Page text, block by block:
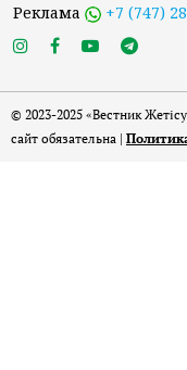
Реклама +7 (747)
© 2023-2025 «Вестник
сайт обязательна |